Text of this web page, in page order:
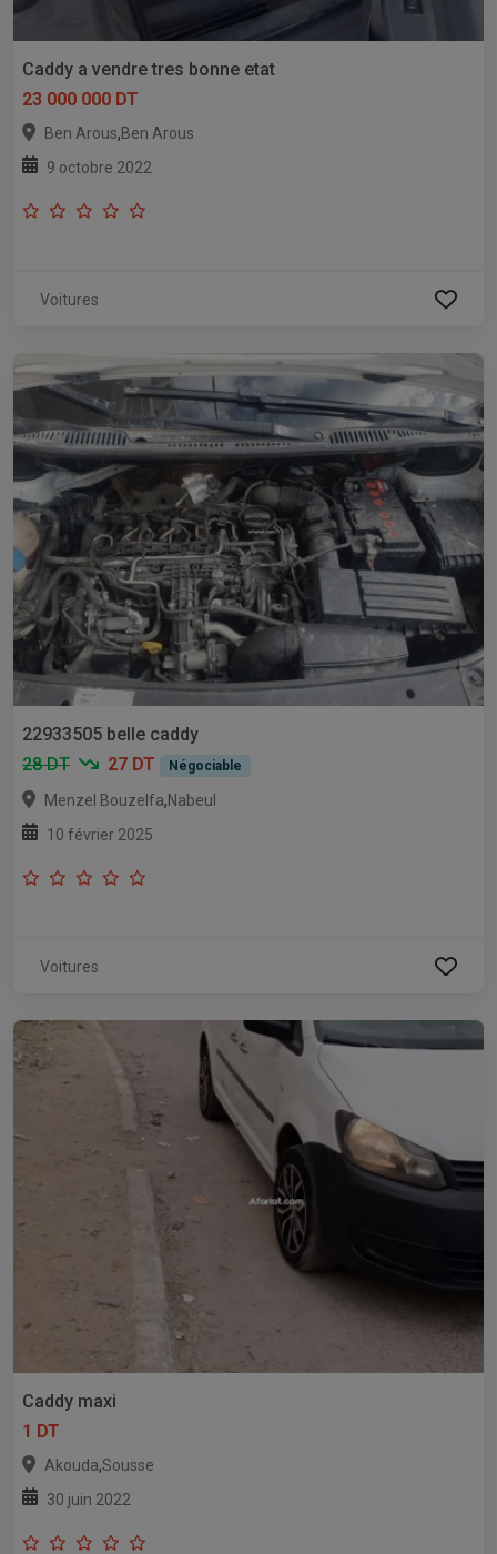
Caddy a vendre tres bonne etat
23 000 000 DT
Ben Arous,Ben Arous
9 octobre 2022
Voitures
22933505 belle caddy
28 DT
27 DT Négociable
Menzel Bouzelfa,Nabeul
10 février 2025
Voitures
Caddy maxi
1 DT
Akouda,Sousse
30 juin 2022